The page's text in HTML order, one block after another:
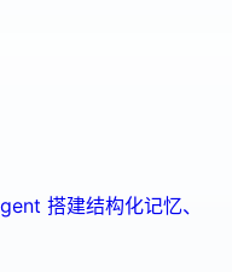
搭建结构化记忆、